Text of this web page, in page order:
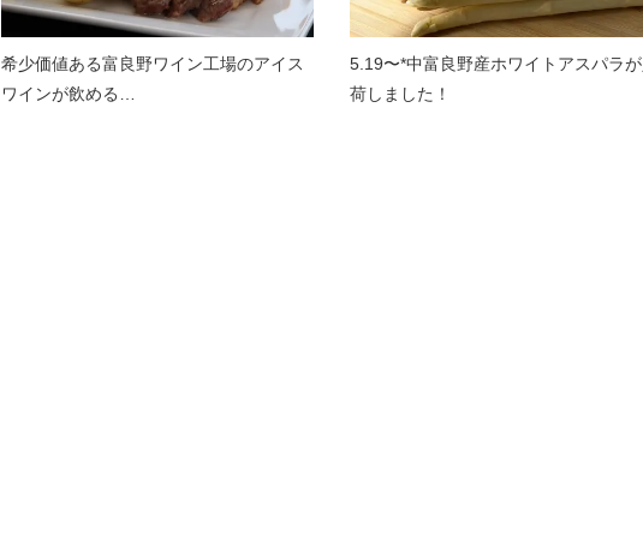
希少価値ある富良野ワイン工場のアイス
ワインが飲める…
5.19〜*中富良野産ホワイトアスパラ
荷しました！